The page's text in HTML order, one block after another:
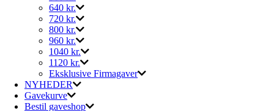
640 kr.
720 kr.
800 kr.
960 kr.
1040 kr.
1120 kr.
Eksklusive Firmagaver
NYHEDER
Gavekurve
Bestil gaveshop